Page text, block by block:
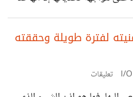
غني بقصص رعب وثيمات
فقد يرفض بعضنا مثلًا معرفة
شركائنا خشية الشعور بالألم
هوى من حالق ليغرق وسط
محيط ثائر.. مثل إيكاروس". في رواية مثل إيكاروس يستعرض
لفترة طويلة وحققته